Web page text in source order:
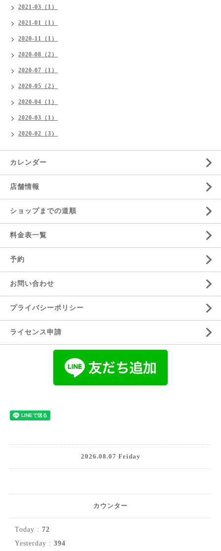
2021-03（1）
2021-01（1）
2020-11（1）
2020-08（2）
2020-07（1）
2020-05（2）
2020-04（1）
2020-03（1）
2020-02（3）
カレンダー
店舗情報
ショップまでの道順
料金表一覧
予約
お問い合わせ
プライバシーポリシー
ライセンス申請
2026.08.07 Friday
カウンター
Today : 72
Yesterday : 394